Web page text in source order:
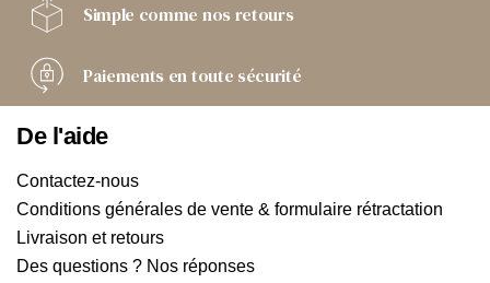
Simple comme nos retours
Paiements en toute sécurité
De l'aide
Contactez-nous
Conditions générales de vente & formulaire rétractation
Livraison et retours
Des questions ? Nos réponses